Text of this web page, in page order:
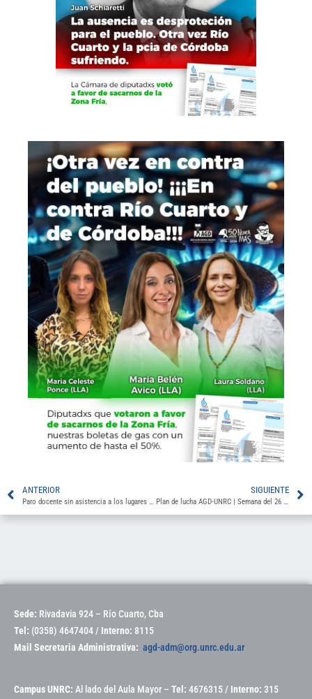
ANTERIOR SIGUIENTE
Sede: Rivadavia 924 – Río Cuarto, Cba
Tel: (0358) 4647404 / Interno: 8115
Mail Secretaria Administrativa: agd-adm@org.unrc.edu.ar
Campus UNRC: Al lado del Aula Mayor – Tel: 4676315 / Interno: 315